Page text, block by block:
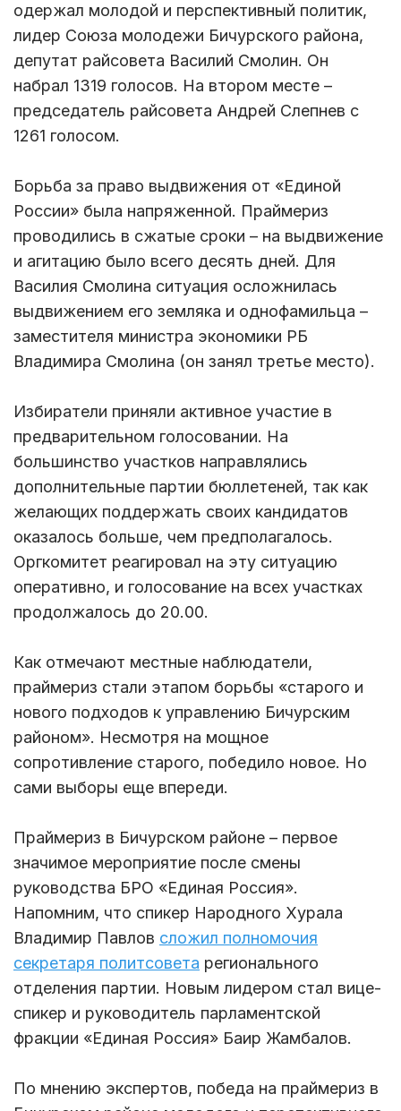
одержал молодой и перспективный политик,
лидер Союза молодежи Бичурского района,
депутат райсовета Василий Смолин. Он
набрал 1319 голосов. На втором месте –
председатель райсовета Андрей Слепнев с
1261 голосом.
Борьба за право выдвижения от «Единой
России» была напряженной. Праймериз
проводились в сжатые сроки – на выдвижение
и агитацию было всего десять дней. Для
Василия Смолина ситуация осложнилась
выдвижением его земляка и однофамильца –
заместителя министра экономики РБ
Владимира Смолина (он занял третье место).
Избиратели приняли активное участие в
предварительном голосовании. На
большинство участков направлялись
дополнительные партии бюллетеней, так как
желающих поддержать своих кандидатов
оказалось больше, чем предполагалось.
Оргкомитет реагировал на эту ситуацию
оперативно, и голосование на всех участках
продолжалось до 20.00.
Как отмечают местные наблюдатели,
праймериз стали этапом борьбы «старого и
нового подходов к управлению Бичурским
районом». Несмотря на мощное
сопротивление старого, победило новое. Но
сами выборы еще впереди.
Праймериз в Бичурском районе – первое
значимое мероприятие после смены
руководства БРО «Единая Россия».
Напомним, что спикер Народного Хурала
Владимир Павлов сложил полномочия
секретаря политсовета регионального
отделения партии. Новым лидером стал вице-
спикер и руководитель парламентской
фракции «Единая Россия» Баир Жамбалов.
По мнению экспертов, победа на праймериз в